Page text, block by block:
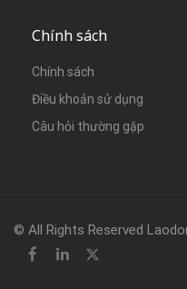
Chính sách
Chính sách
Điều khoản sử dụng
Câu hỏi thường gặp
© All Rights Reserved